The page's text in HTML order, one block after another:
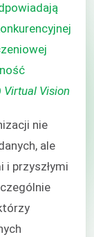
Virtual Vision
nie
ale
przyszłymi